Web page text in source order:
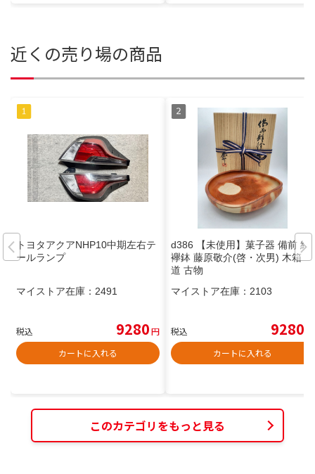
近くの売り場の商品
トヨタアクアNHP10中期左右テ
ールランプ
マイストア在庫： 2491
税込 9280円
カートに入れる
d386 【未使用】菓子器 備前 緋
襷鉢 藤原敬介(啓・次男) 木箱 茶
道 古物
マイストア在庫： 2103
税込 9280
カートに入れる
このカテゴリをもっと見る